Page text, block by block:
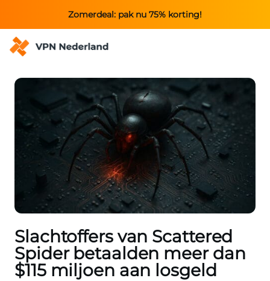
Zomerdeal: pak nu 75% korting!
Slachtoffers van Scattered
Spider betaalden meer dan
$115 miljoen aan losgeld